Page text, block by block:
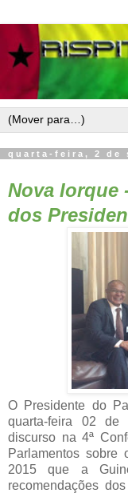
quarta-feira, 2 de
Nova Iorque
dos
O Presidente do
quarta-feira 02 de
discurso na 4ª
Parlamentos sobre
2015 que a
recomendações